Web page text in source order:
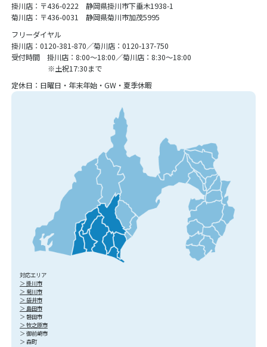
掛川店：〒436-0222 静岡県掛川市下垂木1938-1
菊川店：〒436-0031 静岡県菊川市加茂5995
フリーダイヤル
掛川店：0120-381-870／菊川店：0120-137-750
受付時間 掛川店：8:00〜18:00／菊川店：8:30〜18:00
※土祝17:30まで
定休日：日曜日・年末年始・GW・夏季休暇
対応エリア
＞ 掛川市
＞ 菊川市
＞ 袋井市
＞ 島田市
＞ 磐田市
＞ 牧之原市
＞ 御前崎市
＞ 森町